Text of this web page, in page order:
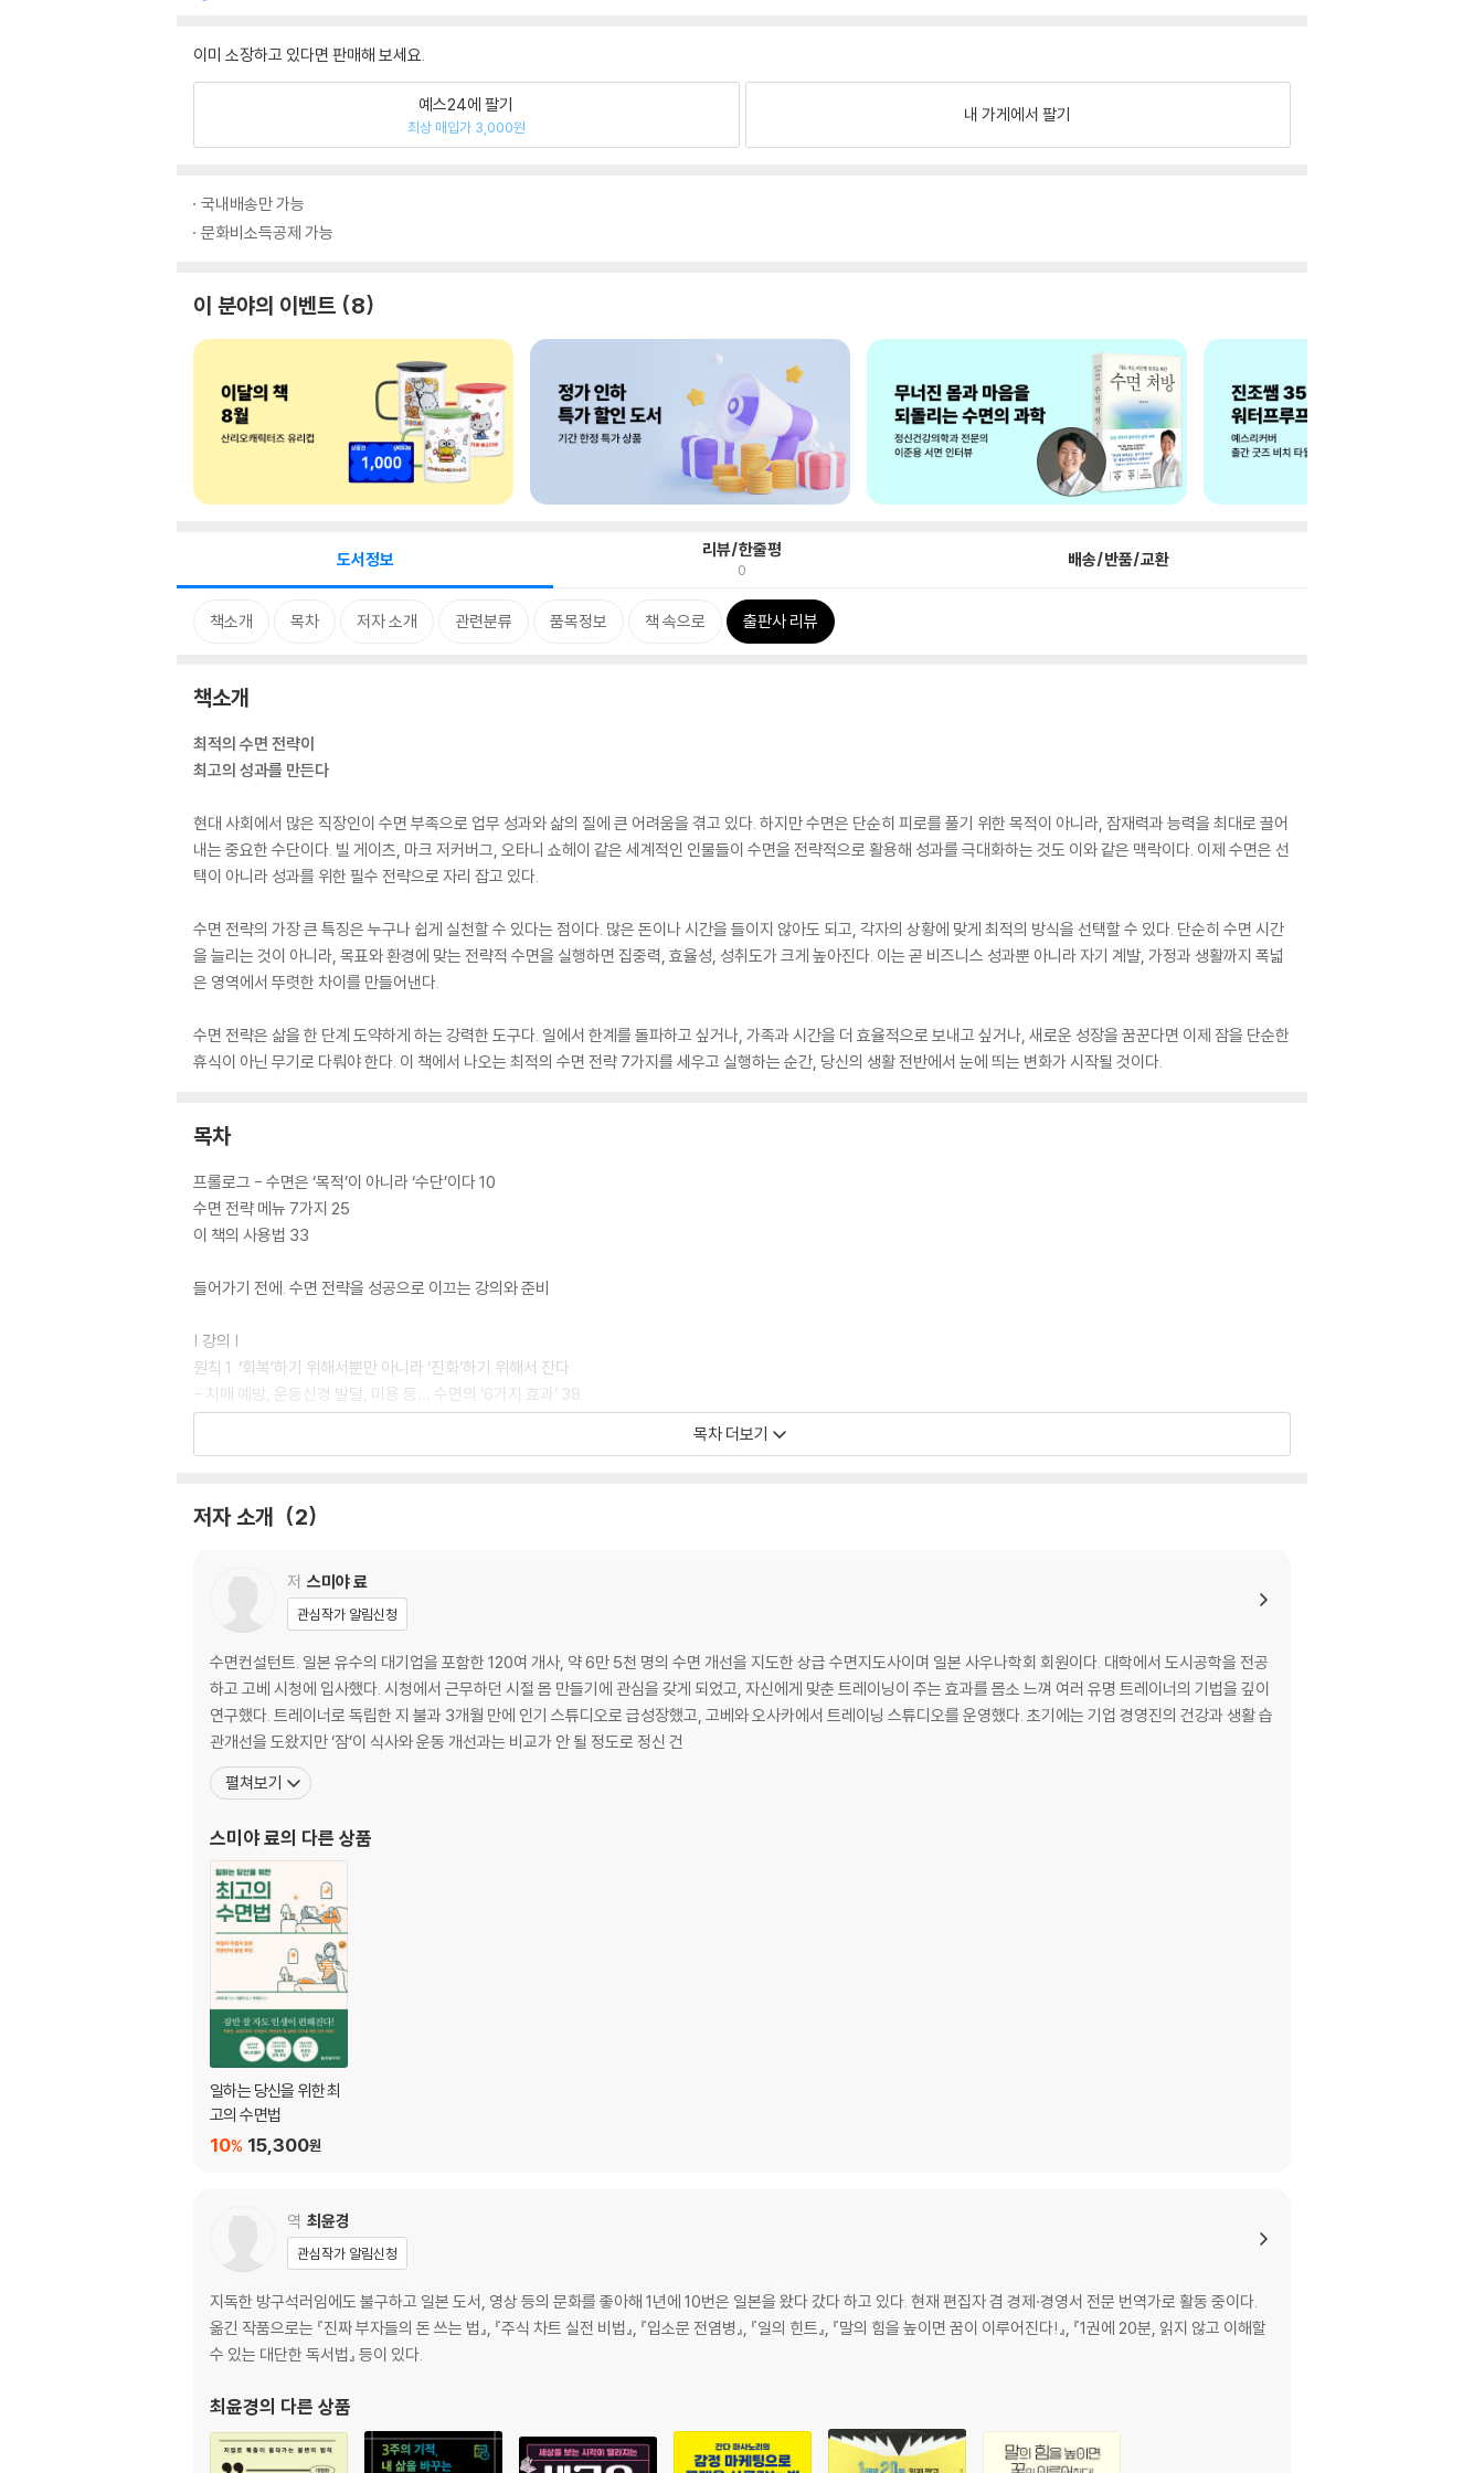
이미 소장하고 있다면 판매해 보세요.
예스24에 팔기
최상 매입가 3,000원
내 가게에서 팔기
국내배송만 가능
문화비소득공제 가능
이 분야의 이벤트 8
도서정보 리뷰/한줄평
0 배송/반품/교환
책소개 목차 저자 소개 관련분류 품목정보 책 속으로 출판사 리뷰
책소개
최적의 수면 전략이
최고의 성과를 만든다
현대 사회에서 많은 직장인이 수면 부족으로 업무 성과와 삶의 질에 큰 어려움을 겪고 있다. 하지만 수면은 단순히 피로를 풀기 위한 목적이 아니라, 잠재력과 능력을 최대로 끌어
내는 중요한 수단이다. 빌 게이츠, 마크 저커버그, 오타니 쇼헤이 같은 세계적인 인물들이 수면을 전략적으로 활용해 성과를 극대화하는 것도 이와 같은 맥락이다. 이제 수면은 선
택이 아니라 성과를 위한 필수 전략으로 자리 잡고 있다.
수면 전략의 가장 큰 특징은 누구나 쉽게 실천할 수 있다는 점이다. 많은 돈이나 시간을 들이지 않아도 되고, 각자의 상황에 맞게 최적의 방식을 선택할 수 있다. 단순히 수면 시간
을 늘리는 것이 아니라, 목표와 환경에 맞는 전략적 수면을 실행하면 집중력, 효율성, 성취도가 크게 높아진다. 이는 곧 비즈니스 성과뿐 아니라 자기 계발, 가정과 생활까지 폭넓
은 영역에서 뚜렷한 차이를 만들어낸다.
수면 전략은 삶을 한 단계 도약하게 하는 강력한 도구다. 일에서 한계를 돌파하고 싶거나, 가족과 시간을 더 효율적으로 보내고 싶거나, 새로운 성장을 꿈꾼다면 이제 잠을 단순한
휴식이 아닌 무기로 다뤄야 한다. 이 책에서 나오는 최적의 수면 전략 7가지를 세우고 실행하는 순간, 당신의 생활 전반에서 눈에 띄는 변화가 시작될 것이다.
목차
프롤로그 - 수면은 ‘목적’이 아니라 ‘수단’이다 10
수면 전략 메뉴 7가지 25
이 책의 사용법 33
들어가기 전에. 수면 전략을 성공으로 이끄는 강의와 준비
| 강의 |
원칙 1. ‘회복’하기 위해서뿐만 아니라 ‘진화’하기 위해서 잔다
- 치매 예방, 운동신경 발달, 미용 등… 수면의 ‘6가지 효과’ 38
원칙 3. 최신 연구에서 밝혀진 ‘얕은 논렘 수면’의 역할
계획 1. 수면 전략을 정하고 달력에 써넣는다
- 3~6개월 단위, 1~3년 단위의 계획을 세우자 46
테스트 1. 평상시의 수면 상태는 괜찮은가?
- ‘전략’을 실행하기 위해서는 2가지의 테스트를 통과해야 한다 49
테스트 2. 웨어러블 디바이스로 ‘자신의 수면’을 안다
테스트 3. 자기 전 스마트폰을 만지거나 일상복을 잠옷으로 사용하는 것은 수면 방해 요소!
-기초적인 수면을 개선하는 10가지 포인트 56
| 약속 |
· 일주일의 이행 기간으로 ‘틀어진 수면 시간’을 제자리로 돌린다! 58
· 정해진 시간에 잠들지 못했을 때의 대처법 59
Chapter 01. 전략 ① 뛰어난 회복력으로 맹렬하게 돌진한다!
마크 저커버그의 ‘단면 전략’
· 단면 전략이란? 63
· 단면은 어떤 사람에게 적합할까? 65
효과 ① 활동 시간이 늘어난다 68
효과 ② 회복 효과를 극대화할 수 있다 69
효과 ③ 평소에는 상상할 수 없는 힘을 발휘할 수 있다 70
효과 ④ 집중력이 향상된다 71
| 실천 |
단면 전략을 위한 사전 준비 1. 몸보다 위에 있는 불빛은 모두 제거한다
- 당신의 침실을 ‘슈퍼 회복 룸’으로 만들자 72
목차 더보기
저자 소개 2
저 스미야 료
관심작가 알림신청
수면컨설턴트. 일본 유수의 대기업을 포함한 120여 개사, 약 6만 5천 명의 수면 개선을 지도한 상급 수면지도사이며 일본 사우나학회 회원이다. 대학에서 도시공학을 전공
하고 고베 시청에 입사했다. 시청에서 근무하던 시절 몸 만들기에 관심을 갖게 되었고, 자신에게 맞춘 트레이닝이 주는 효과를 몸소 느껴 여러 유명 트레이너의 기법을 깊이
연구했다. 트레이너로 독립한 지 불과 3개월 만에 인기 스튜디오로 급성장했고, 고베와 오사카에서 트레이닝 스튜디오를 운영했다. 초기에는 기업 경영진의 건강과 생활 습
관개선을 도왔지만 ‘잠’이 식사와 운동 개선과는 비교가 안 될 정도로 정신 건
펼쳐보기
스미야 료의 다른 상품
일하는 당신을 위한 최
고의 수면법
15,300원
10%
역 최윤경
관심작가 알림신청
지독한 방구석러임에도 불구하고 일본 도서, 영상 등의 문화를 좋아해 1년에 10번은 일본을 왔다 갔다 하고 있다. 현재 편집자 겸 경제·경영서 전문 번역가로 활동 중이다.
옮긴 작품으로는 『진짜 부자들의 돈 쓰는 법』, 『주식 차트 실전 비법』, 『입소문 전염병』, 『일의 힌트』, 『말의 힘을 높이면 꿈이 이루어진다!』, 『1권에 20분, 읽지 않고 이해할
수 있는 대단한 독서법』 등이 있다.
최윤경의 다른 상품